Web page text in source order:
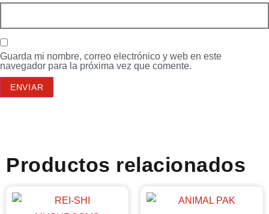
Guarda mi nombre, correo electrónico y web en este
navegador para la próxima vez que comente.
Productos relacionados